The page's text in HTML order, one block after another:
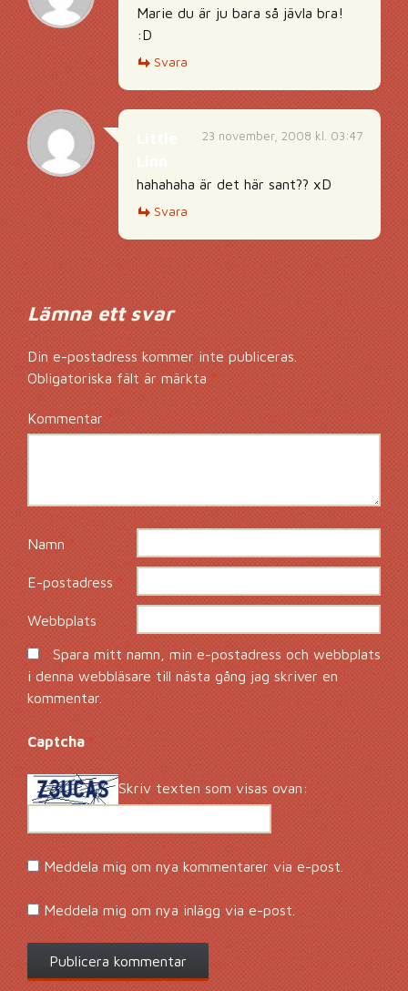
Marie du är ju bara så jävla bra!
:D
Svara
23 november, 2008 kl. 03:47
hahahaha är det här sant?? xD
Svara
Lämna ett svar
Din e-postadress kommer inte publiceras.
Obligatoriska fält är märkta*
Kommentar *
Namn*
E-postadress *
Webbplats
Spara mitt namn, min e-postadress och webbplats
i denna webbläsare till nästa gång jag skriver en
kommentar.
Captcha*
Skriv texten som visas ovan:
Meddela mig om nya kommentarer via e-post.
Meddela mig om nya inlägg via e-post.